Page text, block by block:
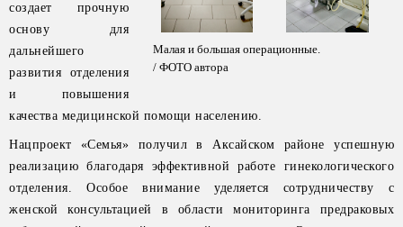
Малая и большая операционные.
/ ФОТО автора
создает прочную
основу для
дальнейшего
развития отделения
и повышения
качества медицинской помощи населению.
Нацпроект «Семья» получил в Аксайском районе успешную
реализацию благодаря эффективной работе гинекологического
отделения. Особое внимание уделяется сотрудничеству с
женской консультацией в области мониторинга предраковых